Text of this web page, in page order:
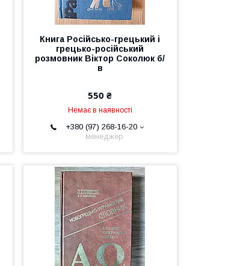
Книга Російсько-грецький і
грецько-російський
розмовник Віктор Соколюк б/
в
550 ₴
Немає в наявності
+380 (97) 268-16-20
менеджер